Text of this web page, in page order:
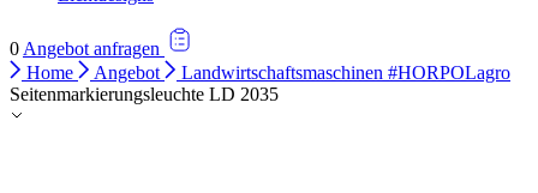
0 Angebot anfragen
Home
Angebot
Landwirtschaftsmaschinen #HORPOLagro
Seitenmarkierungsleuchte LD 2035